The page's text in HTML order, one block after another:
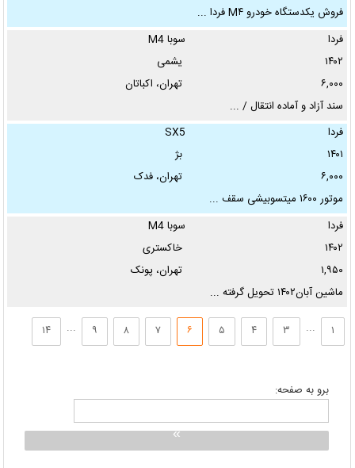
فروش یکدستگاه خودرو M۴ فردا ...
فردا
سوبا M4
۱۴۰۲
یشمی
۶,۰۰۰
تهران، اکباتان
سند آزاد و آماده انتقال / ...
فردا
SX5
۱۴۰۱
بژ
۶,۰۰۰
تهران، فدک
موتور ۱۶۰۰ میتسوبیشی سقف ...
فردا
سوبا M4
۱۴۰۲
خاکستری
۱,۹۵۰
تهران، پونک
ماشین آبان‌۱۴۰۲ تحویل گرفته ...
۱ ... ۳ ۴ ۵ ۶ ۷ ۸ ۹ ... ۱۴
برو به صفحه: